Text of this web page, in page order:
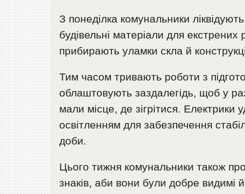
З понеділка комунальники
будівельні матеріали для
прибирають уламки скла й
Тим часом тривають роботи з
облаштовують заздалегідь, щоб у
мали місце, де зігрітися.
освітленням для забезпечення
доби.
Цього тижня комунальники також
знаків, аби вони були добре видимі